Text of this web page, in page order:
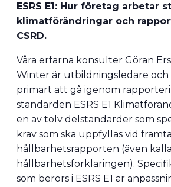
ESRS E1: Hur företag arbetar
klimatförändringar och
CSRD.
Våra erfarna konsulter Göran
Winter är utbildningsledare
primärt att gå igenom
standarden ESRS E1
en av tolv delstandarder som
krav som ska uppfyllas vid
hållbarhetsrapporten (även
hållbarhetsförklaringen).
som berörs i ESRS E1 är